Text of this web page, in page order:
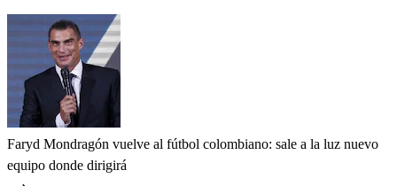
Faryd Mondragón vuelve al fútbol colombiano: sale a la luz nuevo
equipo donde dirigirá